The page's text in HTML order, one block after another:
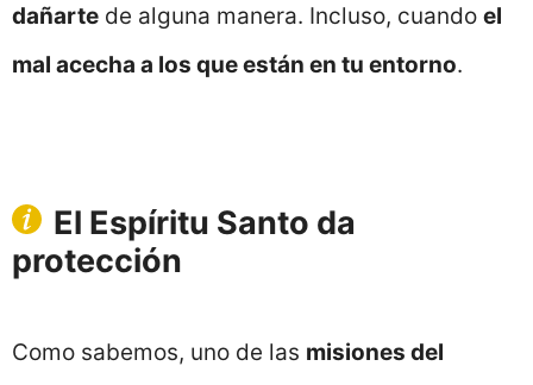
dañarte de alguna manera. Incluso, cuando el
mal acecha a los que están en tu entorno.
El Espíritu Santo da
protección
Como sabemos, uno de las misiones del